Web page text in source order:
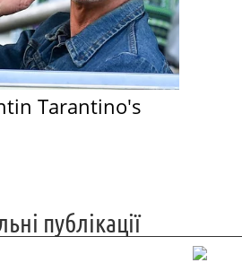
Tarantino's
публікації